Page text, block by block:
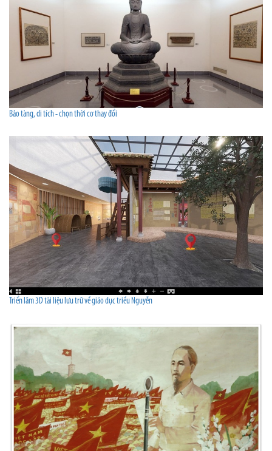
Bảo tàng, di tích - chọn thời cơ thay đổi
Triển lãm 3D tài liệu lưu trữ về giáo dục triều Nguyễn